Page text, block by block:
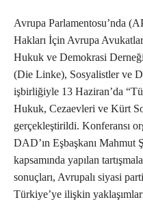
Avrupa Parlamentosu’nda
Hakları İçin Avrupa
Hukuk ve Demokrasi
(Die Linke), Sosyalistler ve
işbirliğiyle 13 Haziran’da
Hukuk, Cezaevleri ve Kürt
gerçekleştirildi. Konferansı
DAD’ın Eşbaşkanı Mahmut
kapsamında yapılan
sonuçları, Avrupalı siyasi
Türkiye’ye ilişkin